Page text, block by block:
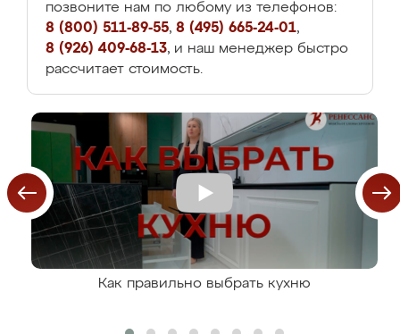
позвоните нам по любому из телефонов:
8 (800) 511-89-55, 8 (495) 665-24-01,
8 (926) 409-68-13, и наш менеджер быстро
рассчитает стоимость.
Как правильно выбрать кухню